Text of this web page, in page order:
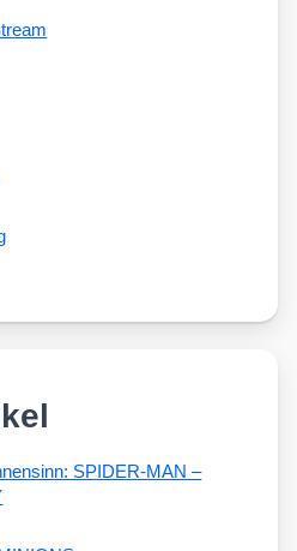
SPIDER-MAN –